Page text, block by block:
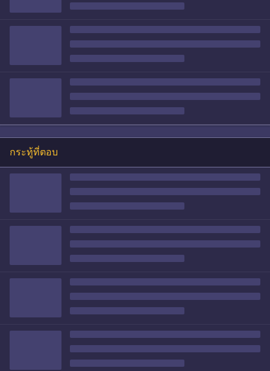
กระทู้ที่ตอบ